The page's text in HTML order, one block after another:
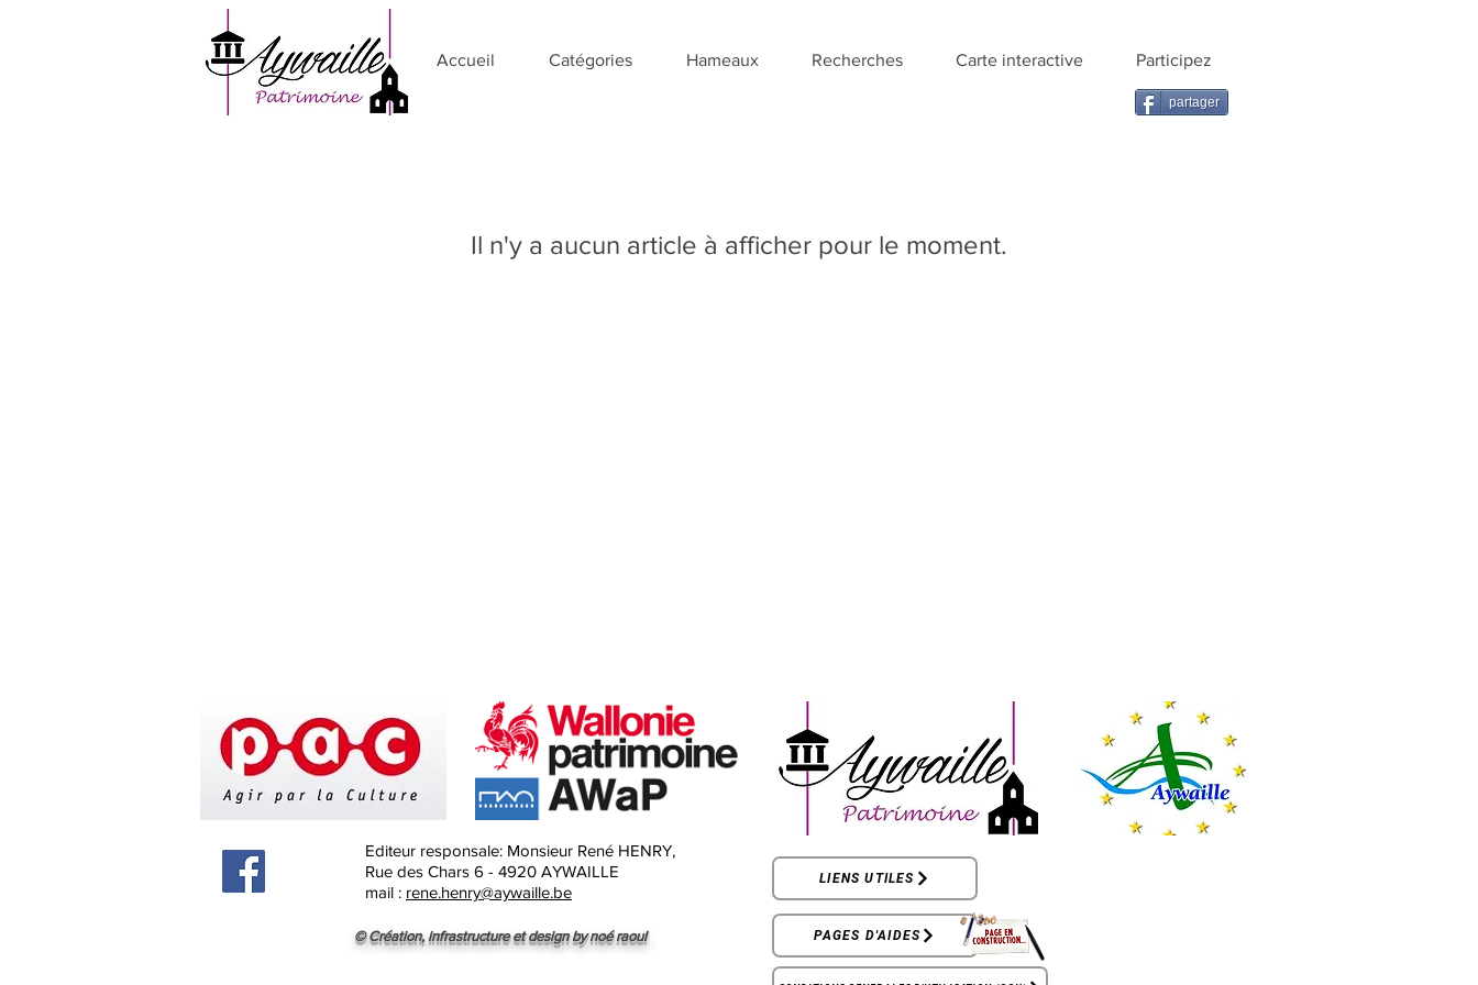
Accueil Catégories Hameaux Recherches Carte interactive Participez
partager
Il n'y a aucun article à afficher pour le moment.
Editeur responsale: Monsieur René HENRY,
Rue des Chars 6 - 4920 AYWAILLE
mail : rene.henry@aywaille.be
© Création, infrastructure et design by noé raoul
LIENS UTILES
PAGES D'AIDES